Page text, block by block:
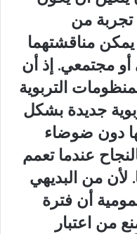
تجربة من
يمكن مناقشتهما
مجتمعي. إذ أن
التربوية
جديدة بشكل
دون ضوضاء
عندما تعمم
لأن من البديهي
أن فترة
من اعتبار